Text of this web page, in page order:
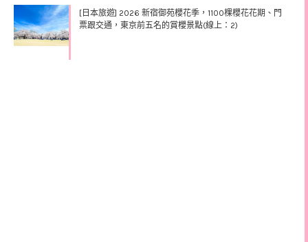
[日本旅遊] 2026 新宿御苑櫻花季，1100棵櫻花花期、門
票跟交通，東京前五名的賞櫻景點(線上：2)